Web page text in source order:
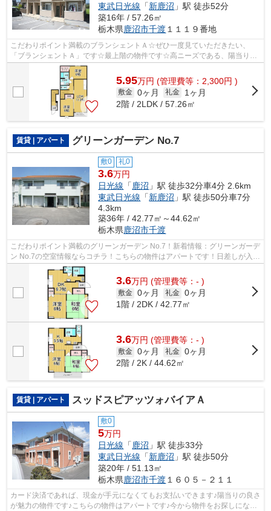
東武日光線 「新鹿沼 」駅 徒歩52分
築16年 / 57.26㎡
栃木県鹿沼市千渡 １１１９番地
こだわりポイント満載のブランシェントＡ☆ぜひ一度見ていただきたい、
「ブランシェントＡ」です☆最上階の物件です☆高ニーズである、陽当りの
良い環境を実現した物件です☆気になること...
5.95万円 (管理費等：2,300円 )
敷金 0ヶ月 礼金
1ヶ月
2階 / 2LDK / 57.26㎡
賃貸 | アパート グリーンガーデン No.7
敷0 礼0
3.6万円
日光線 「 鹿沼 」駅 徒歩32分車4分 2.6km
東武日光線 「新鹿沼 」駅 徒歩50分車7分
4.3km
築36年 / 42.77㎡～44.62㎡
栃木県鹿沼市千渡
こだわりポイント満載のグリーンガーデン No.7！新着情報：グリーンガーデ
ン No.7の空室情報ならコチラ！こちらの物件はアパートです！日差しが入る
物件は毎日を快適に過ごす事ができ...
3.6万円 (管理費等：- )
敷金 0ヶ月 礼金 0ヶ月
1階 / 2DK / 42.77㎡
3.6万円 (管理費等：- )
敷金 0ヶ月 礼金 0ヶ月
2階 / 2K / 44.62㎡
賃貸 | アパート スッドスピアッツォバイアＡ
敷0
5万円
日光線 「鹿沼 」駅 徒歩33分
東武日光線 「新鹿沼 」駅 徒歩50分
築20年 / 51.13㎡
栃木県鹿沼市千渡 １６０５－２１１
カード決済であれば、現金が手元になくてもお支払いできます♪陽当りの良さ
が魅力の物件です♪こちらの物件はアパートです♪今から物件をお探しになる